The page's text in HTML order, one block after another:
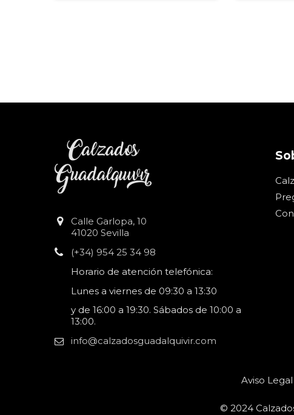
Calle Garlopa, 10
41020 Sevilla
(+34) 954 25 34 98
Horario de atención telefónica:
Lunes a viernes de 09:30 a 13:30
y de 16:00 a 19:30. Sábados de 10:00 a
13:00.
info@calzadosguadalquivir.com
Aviso Legal
© 2024